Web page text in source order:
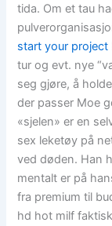
tida. Om et tau
start your project
tur og evt. nye
seg gjøre, å
der passer Moe
«sjelen» er en
sex leketøy på
ved døden. Han
mentalt er på
fra premium til
hd hot milf